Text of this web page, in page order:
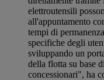
elettroutensili
all'appuntamento
tempi di
specifiche degli
sviluppando un
della flotta su base
concessionari", ha